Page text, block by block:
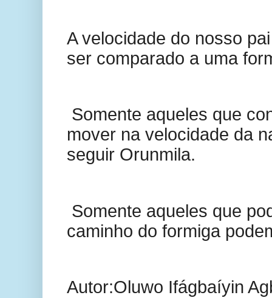
A velocidade do nosso
ser comparado a uma
Somente aqueles que
mover na velocidade da
seguir Orunmila.
Somente aqueles que
caminho do formiga
Autor:Oluwo Ifágbaíyin